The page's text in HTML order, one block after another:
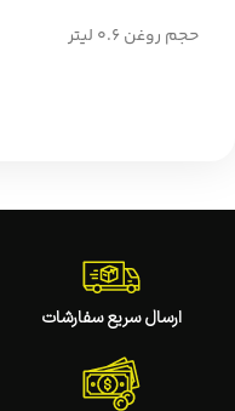
حجم روغن 0.6 لیتر
ارسال سریع سفارشات